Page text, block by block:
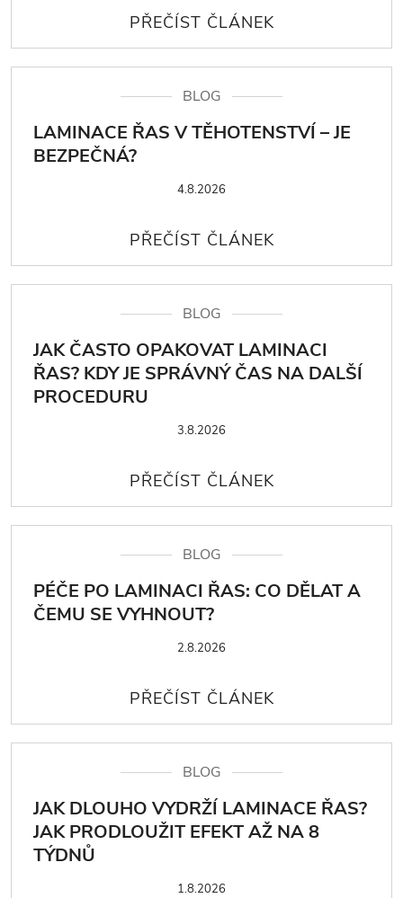
BLOG
LAMINACE ŘAS V TĚHOTENSTVÍ – JE
BEZPEČNÁ?
4.8.2026
BLOG
JAK ČASTO OPAKOVAT LAMINACI
ŘAS? KDY JE SPRÁVNÝ ČAS NA DALŠÍ
PROCEDURU
3.8.2026
BLOG
PÉČE PO LAMINACI ŘAS: CO DĚLAT A
ČEMU SE VYHNOUT?
2.8.2026
BLOG
JAK DLOUHO VYDRŽÍ LAMINACE ŘAS?
JAK PRODLOUŽIT EFEKT AŽ NA 8
TÝDNŮ
1.8.2026